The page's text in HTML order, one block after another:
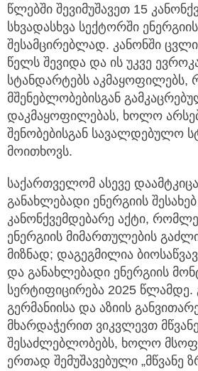
წლებში შევიმუშავეთ 15
სხვადასხვა სექტორში
შესამცირებლად. კანონში
წელს შევიდა და ის უკვე
სტანდარტებს აკმაყოფილებს,
მშენებლობებისგან
დაკმაყოფილებას, ხოლო
შენობებისგან სავალდებულო
მოითხოვს.
საქართველომ ასევე
განახლებადი ენერგიის
კანონქვემდებარე აქტი,
ენერგიის მიმართულების
მიზნად; დაგეგმილია
და განახლებადი ენერგიის
სერტიფიცირება 2025 წლამდე.
გერმანიისა და აზიის
მხარდაჭერით ვიკვლევთ
შესაძლებლობებს, ხოლო
ერთად შემუშავებული „მწვანე